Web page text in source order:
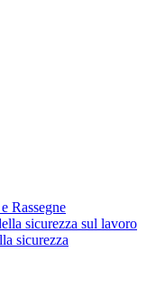
Rassegne
sicurezza sul lavoro
sicurezza